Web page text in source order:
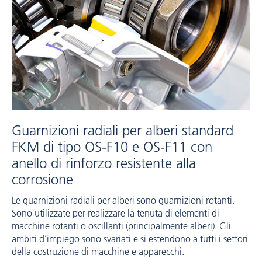
Guarnizioni radiali per alberi standard
FKM di tipo OS-F10 e OS-F11 con
anello di rinforzo resistente alla
corrosione
Le guarnizioni radiali per alberi sono guarnizioni rotanti.
Sono utilizzate per realizzare la tenuta di elementi di
macchine rotanti o oscillanti (principalmente alberi). Gli
ambiti d’impiego sono svariati e si estendono a tutti i settori
della costruzione di macchine e apparecchi.